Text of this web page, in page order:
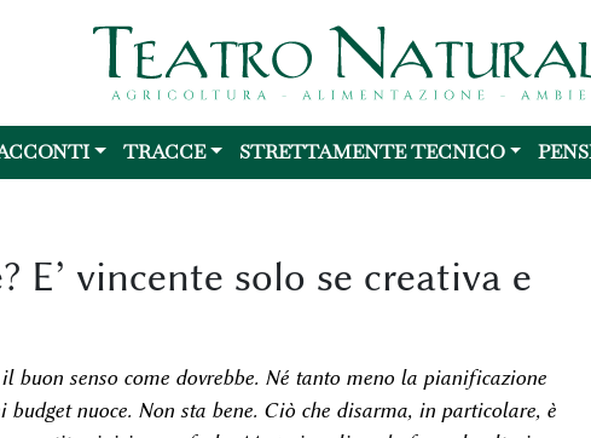
TRACCE STRETTAMENTE TECNICO
E’ vincente solo se creativa e
buon senso come dovrebbe. Né tanto meno la pianificazione
nuoce. Non sta bene. Ciò che disarma, in particolare, è